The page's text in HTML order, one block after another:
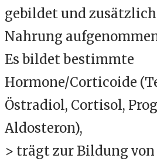
gebildet und
Nahrung
Es bildet bestimmte
Hormone/Corticoide (
Östradiol, Cortisol,
Aldosteron),
> trägt zur Bildung